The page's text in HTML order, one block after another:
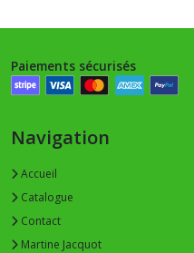
Paiements sécurisés
Navigation
Accueil
Catalogue
Contact
Martine Jacquot